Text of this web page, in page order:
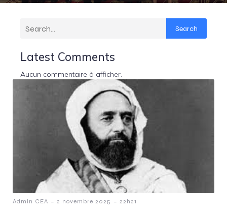
Search
Latest Comments
Aucun commentaire à afficher.
Admin CEA - 2 novembre 2025 - 22h21